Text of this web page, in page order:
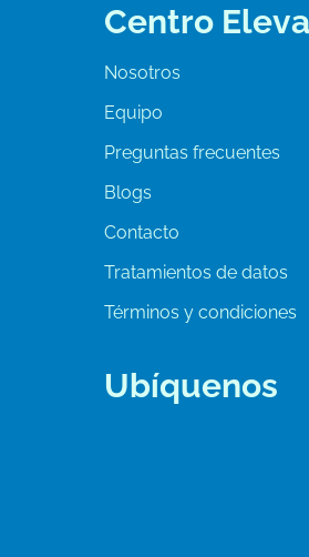
Centro Eleva
Nosotros
Equipo
Preguntas frecuentes
Blogs
Contacto
Tratamientos de datos
Términos y condiciones
Ubíquenos